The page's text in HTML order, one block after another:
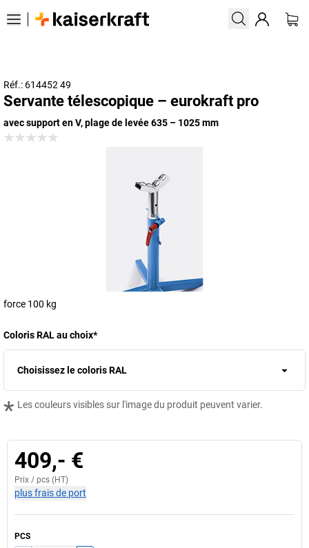
Réf.: 614452 49
Servante télescopique – eurokraft pro
avec support en V, plage de levée 635 – 1025 mm
force 100 kg
Coloris RAL au choix*
Choisissez le coloris RAL
* Les couleurs visibles sur l'image du produit peuvent varier.
409,- €
Prix / pcs (HT)
plus frais de port
PCS